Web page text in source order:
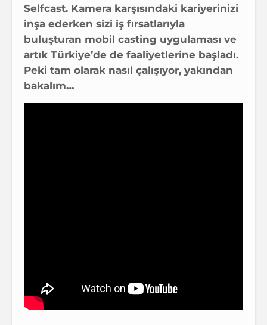
Selfcast. Kamera karşısındaki kariyerinizi
inşa ederken sizi iş fırsatlarıyla
buluşturan mobil casting uygulaması ve
artık Türkiye’de de faaliyetlerine başladı.
Peki tam olarak nasıl çalışıyor, yakından
bakalım…